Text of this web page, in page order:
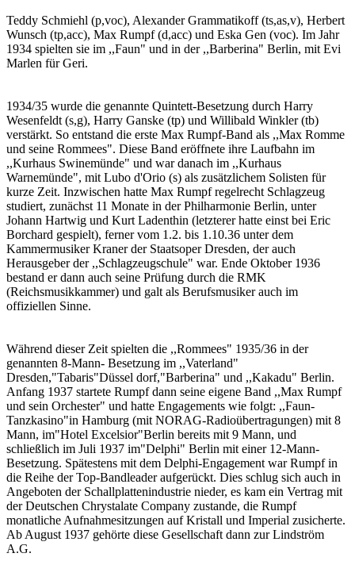
Teddy Schmiehl (p,voc), Alexander Grammatikoff (ts,as,v), Herbert
Wunsch (tp,acc), Max Rumpf (d,acc) und Eska Gen (voc). Im Jahr
1934 spielten sie im ,,Faun" und in der ,,Barberina" Berlin, mit Evi
Marlen für Geri.
1934/35 wurde die genannte Quintett-Besetzung durch Harry
Wesenfeldt (s,g), Harry Ganske (tp) und Willibald Winkler (tb)
verstärkt. So entstand die erste Max Rumpf-Band als ,,Max Romme
und seine Rommees". Diese Band eröffnete ihre Laufbahn im
,,Kurhaus Swinemünde" und war danach im ,,Kurhaus
Warnemünde", mit Lubo d'Orio (s) als zusätzlichem Solisten für
kurze Zeit. Inzwischen hatte Max Rumpf regelrecht Schlagzeug
studiert, zunächst 11 Monate in der Philharmonie Berlin, unter
Johann Hartwig und Kurt Ladenthin (letzterer hatte einst bei Eric
Borchard gespielt), ferner vom 1.2. bis 1.10.36 unter dem
Kammermusiker Kraner der Staatsoper Dresden, der auch
Herausgeber der ,,Schlagzeugschule" war. Ende Oktober 1936
bestand er dann auch seine Prüfung durch die RMK
(Reichsmusikkammer) und galt als Berufsmusiker auch im
offiziellen Sinne.
Während dieser Zeit spielten die ,,Rommees" 1935/36 in der
genannten 8-Mann- Besetzung im ,,Vaterland"
Dresden,"Tabaris"Düssel dorf,"Barberina" und ,,Kakadu" Berlin.
Anfang 1937 startete Rumpf dann seine eigene Band ,,Max Rumpf
und sein Orchester" und hatte Engagements wie folgt: ,,Faun-
Tanzkasino"in Hamburg (mit NORAG-Radioübertragungen) mit 8
Mann, im"Hotel Excelsior"Berlin bereits mit 9 Mann, und
schließlich im Juli 1937 im"Delphi" Berlin mit einer 12-Mann-
Besetzung. Spätestens mit dem Delphi-Engagement war Rumpf in
die Reihe der Top-Bandleader aufgerückt. Dies schlug sich auch in
Angeboten der Schallplattenindustrie nieder, es kam ein Vertrag mit
der Deutschen Chrystalate Company zustande, die Rumpf
monatliche Aufnahmesitzungen auf Kristall und Imperial zusicherte.
Ab August 1937 gehörte diese Gesellschaft dann zur Lindström
A.G.